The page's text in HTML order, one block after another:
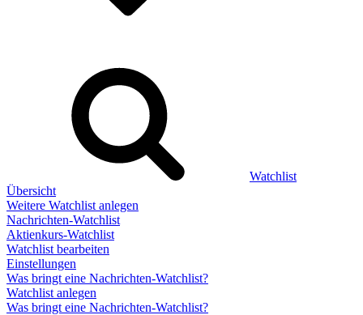
Watchlist
Übersicht
Weitere Watchlist anlegen
Nachrichten-Watchlist
Aktienkurs-Watchlist
Watchlist bearbeiten
Einstellungen
Was bringt eine Nachrichten-Watchlist?
Watchlist anlegen
Was bringt eine Nachrichten-Watchlist?